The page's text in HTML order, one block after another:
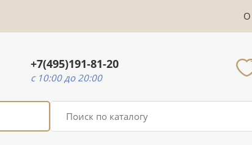
О
+7(495)191-81-20
c 10:00 до 20:00